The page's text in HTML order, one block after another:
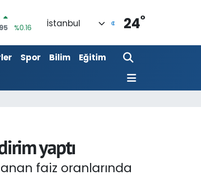
%0
%-0.08
İstanbul 24°
Spor Bilim
Eğitim
yaptı
faiz oranlarında